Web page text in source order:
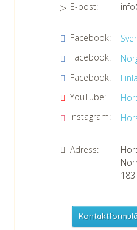
Jag samtycker till
Läs vår dataskyddspolicy
E-post:
Facebook:
Facebook:
Facebook:
YouTube:
Instagram:
Adress: